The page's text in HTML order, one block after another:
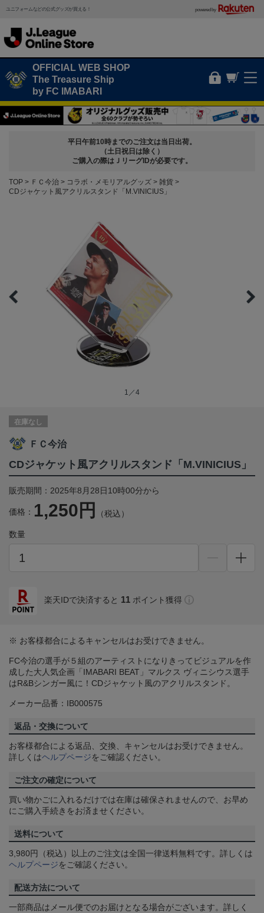
ユニフォームなどの公式グッズが買える！ powered by
OFFICIAL WEB SHOP
The Treasure Ship
by FC IMABARI
平日午前10時までのご注文は当日出荷。
（土日祝日は除く）
ご購入の際はＪリーグIDが必要です。
TOP ＦＣ今治 コラボ・メモリアルグッズ
雑貨
CDジャケット風アクリルスタンド「M.VINICIUS」
1／4
在庫なし
ＦＣ今治
CDジャケット風アクリルスタンド「M.VINICIUS」
販売期間：2025年8月28日10時00分から
価格： 1,250円 （税込）
数量
楽天IDで決済すると 11 ポイント獲得
※ お客様都合によるキャンセルはお受けできません。
FC今治の選手が５組のアーティストになりきってビジュアルを作
成した大人気企画「IMABARI BEAT」マルクス ヴィニシウス選手
はR&Bシンガー風に！CDジャケット風のアクリルスタンド。
メーカー品番：IB000575
返品・交換について
お客様都合による返品、交換、キャンセルはお受けできません。
詳しくはヘルプページをご確認ください。
ご注文の確定について
買い物かごに入れるだけでは在庫は確保されませんので、お早め
にご購入手続きをお済ませください。
送料について
3,980円（税込）以上のご注文は全国一律送料無料です。詳しくは
ヘルプページをご確認ください。
配送方法について
一部商品はメール便でのお届けとなる場合がございます。詳しく